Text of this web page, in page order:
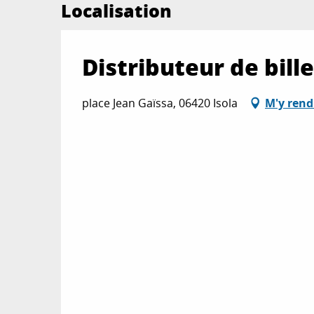
Localisation
Distributeur de
place Jean Gaïssa, 06420 Isola M'y